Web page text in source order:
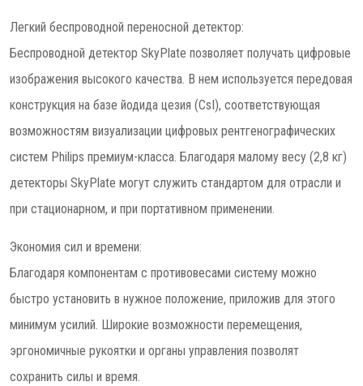
Легкий беспроводной переносной детектор:
Беспроводной детектор SkyPlate позволяет получать цифровые
изображения высокого качества. В нем используется передовая
конструкция на базе йодида цезия (CsI), соответствующая
возможностям визуализации цифровых рентгенографических
систем Philips премиум-класса. Благодаря малому весу (2,8 кг)
детекторы SkyPlate могут служить стандартом для отрасли и
при стационарном, и при портативном применении.
Экономия сил и времени:
Благодаря компонентам с противовесами систему можно
быстро установить в нужное положение, приложив для этого
минимум усилий. Широкие возможности перемещения,
эргономичные рукоятки и органы управления позволят
сохранить силы и время.